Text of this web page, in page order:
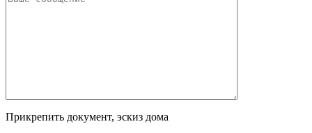
Прикрепить документ, эскиз дома